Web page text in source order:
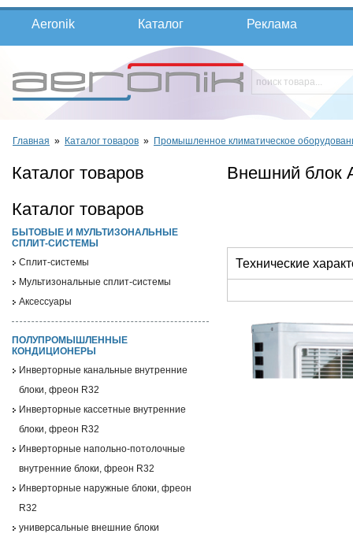
Aeronik Каталог Реклама
Главная » Каталог товаров » Промышленное климатическое
Каталог товаров
Каталог товаров
БЫТОВЫЕ И МУЛЬТИЗОНАЛЬНЫЕ
СПЛИТ-СИСТЕМЫ
Cплит-системы
Мультизональные сплит-системы
Аксессуары
ПОЛУПРОМЫШЛЕННЫЕ
КОНДИЦИОНЕРЫ
Инверторные канальные внутренние
блоки, фреон R32
Инверторные кассетные внутренние
блоки, фреон R32
Инверторные напольно-потолочные
внутренние блоки, фреон R32
Инверторные наружные блоки, фреон
R32
универсальные внешние блоки
Внешний блок
Технические